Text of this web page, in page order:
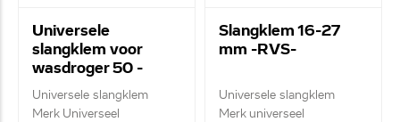
Universele
slangklem voor
wasdroger 50 -
145mm
Universele slangklem
Merk Universeel
Slangklem 16-27
mm -RVS-
Universele slangklem
Merk universeel